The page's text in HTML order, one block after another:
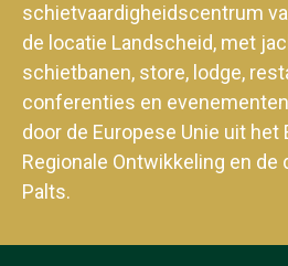
schietvaardigheidscentrum
de locatie Landscheid, met
schietbanen, store, lodge,
conferenties en
door de Europese Unie uit het
Regionale Ontwikkeling en de
Palts.